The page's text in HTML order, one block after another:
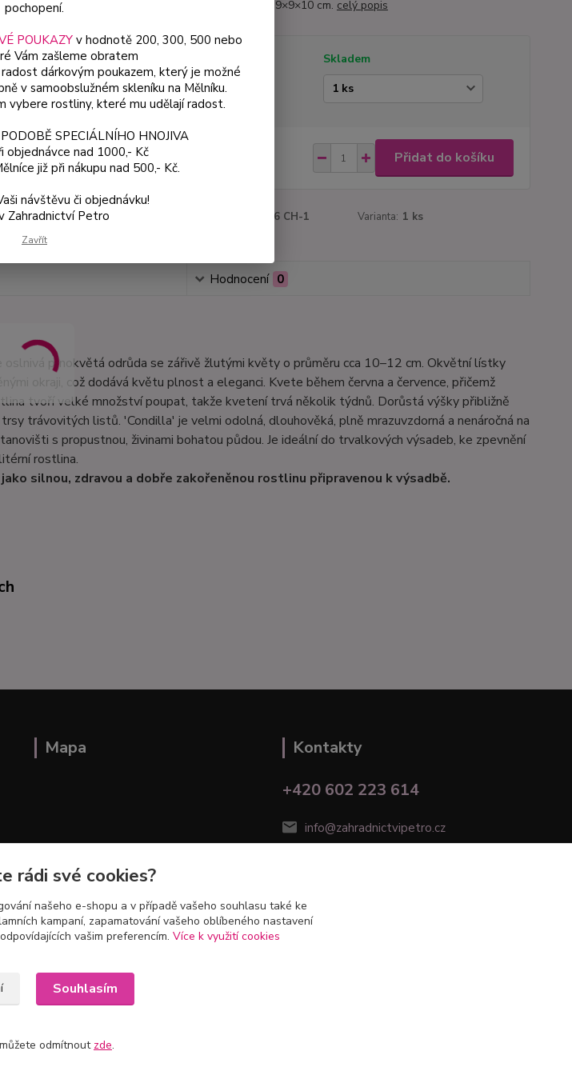
rostlinu v květináči 9×9×10 cm. celý popis
Skladem
Varianta
Přidat do košíku
3026 CH-1 Varianta: 1 ks
Hodnocení 0
plnokvětá odrůda se zářivě žlutými květy o průměru cca 10–12 cm. Okvětní lístky
okraji, což dodává květu plnost a eleganci. Kvete během června a července, přičemž
tvoří velké množství poupat, takže kvetení trvá několik týdnů. Dorůstá výšky přibližně
trávovitých listů. 'Condilla' je velmi odolná, dlouhověká, plně mrazuvzdorná a nenáročná na
s propustnou, živinami bohatou půdou. Je ideální do trvalkových výsadeb, ke zpevnění
rostlina.
silnou, zdravou a dobře zakořeněnou rostlinu připravenou k výsadbě.
Mapa
Kontakty
+420 602 223 614
info@zahradnictvipetro.cz
pochopení.
POUKAZYv hodnotě 200, 300, 500 nebo
Vám zašleme obratem
dárkovým poukazem, který je možné
v samoobslužném skleníku na Mělníku.
vybere rostliny, které mu udělají radost.
SPECIÁLNÍHO HNOJIVA
objednávce nad 1000,- Kč
již při nákupu nad 500,- Kč.
návštěvu či objednávku!
Zahradnictví Petro
Zavřít
rádi své cookies?
našeho e-shopu a v případě vašeho souhlasu také ke
kampaní, zapamatování vašeho oblíbeného nastavení
vašim preferencím. Více k využití cookies
Souhlasím
odmítnout zde.